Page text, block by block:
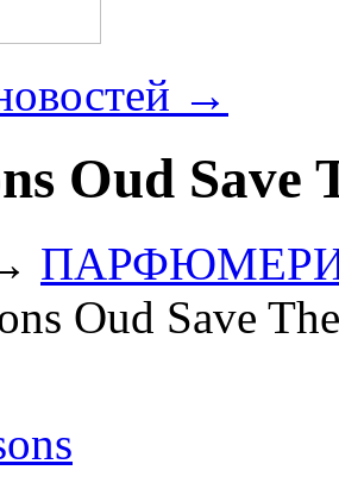
→
Oud Save
Oud Save